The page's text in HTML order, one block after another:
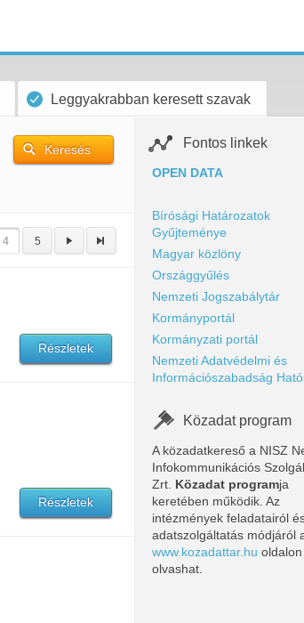
Leggyakrabban keresett szavak
Keresés
4 5
Részletek
Részletek
Fontos linkek
OPEN DATA
Bírósági Határozatok
Gyűjteménye
Magyar közlöny
Országgyűlés
Nemzeti Jogszabálytár
Kormányportál
Kormányzati portál
Nemzeti Adatvédelmi és
Információszabadság
Közadat program
A közadatkereső a NISZ
Infokommunikációs
Zrt. Közadat programja
keretében működik. Az
intézmények feladatairól
adatszolgáltatás módjáról
www.kozadattar.hu oldalon
olvashat.